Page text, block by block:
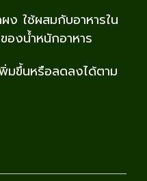
กับอาหารใน
งน้ำหนักอาหาร
มขึ้นหรือลดลงได้ตาม